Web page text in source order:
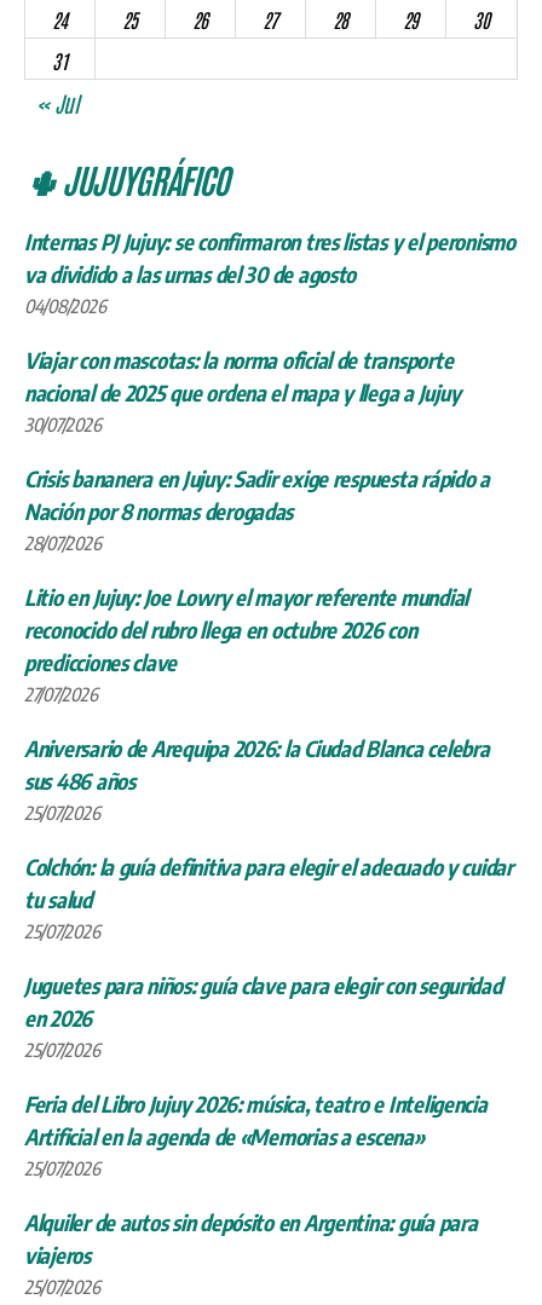
24
25 26 27 28 29
30
31
« Jul
🌵 JUJUYGRÁFICO
Internas PJ Jujuy: se confirmaron tres listas y el peronismo
va dividido a las urnas del 30 de agosto
04/08/2026
Viajar con mascotas: la norma oficial de transporte
nacional de 2025 que ordena el mapa y llega a Jujuy
30/07/2026
Crisis bananera en Jujuy: Sadir exige respuesta rápido a
Nación por 8 normas derogadas
28/07/2026
Litio en Jujuy: Joe Lowry el mayor referente mundial
reconocido del rubro llega en octubre 2026 con
predicciones clave
27/07/2026
Aniversario de Arequipa 2026: la Ciudad Blanca celebra
sus 486 años
25/07/2026
Colchón: la guía definitiva para elegir el adecuado y cuidar
tu salud
25/07/2026
Juguetes para niños: guía clave para elegir con seguridad
en 2026
25/07/2026
Feria del Libro Jujuy 2026: música, teatro e Inteligencia
Artificial en la agenda de «Memorias a escena»
25/07/2026
Alquiler de autos sin depósito en Argentina: guía para
viajeros
25/07/2026